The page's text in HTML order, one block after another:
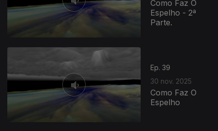
Como Faz O
Espelho - 2ª
Parte.
Ep. 39
30 nov. 2025
Como Faz O
Espelho